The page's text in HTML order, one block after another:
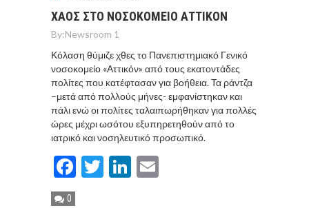
ΧΑΟΣ ΣΤΟ ΝΟΣΟΚΟΜΕΙΟ ΑΤΤΙΚΟΝ
By:Newsroom 1
Κόλαση θύμιζε χθες το Πανεπιστημιακό Γενικό
νοσοκομείο «Αττικόν» από τους εκατοντάδες
πολίτες που κατέφτασαν για βοήθεια. Τα ράντζα
–μετά από πολλούς μήνες- εμφανίστηκαν και
πάλι ενώ οι πολίτες ταλαιπωρήθηκαν για πολλές
ώρες μέχρι ωσότου εξυπηρετηθούν από το
ιατρικό και νοσηλευτικό προσωπικό.
Facebook
TwitterLinkedIn
0